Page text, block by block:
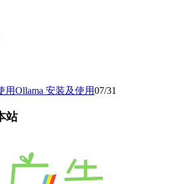
Ollama 安装及使用07/31
站